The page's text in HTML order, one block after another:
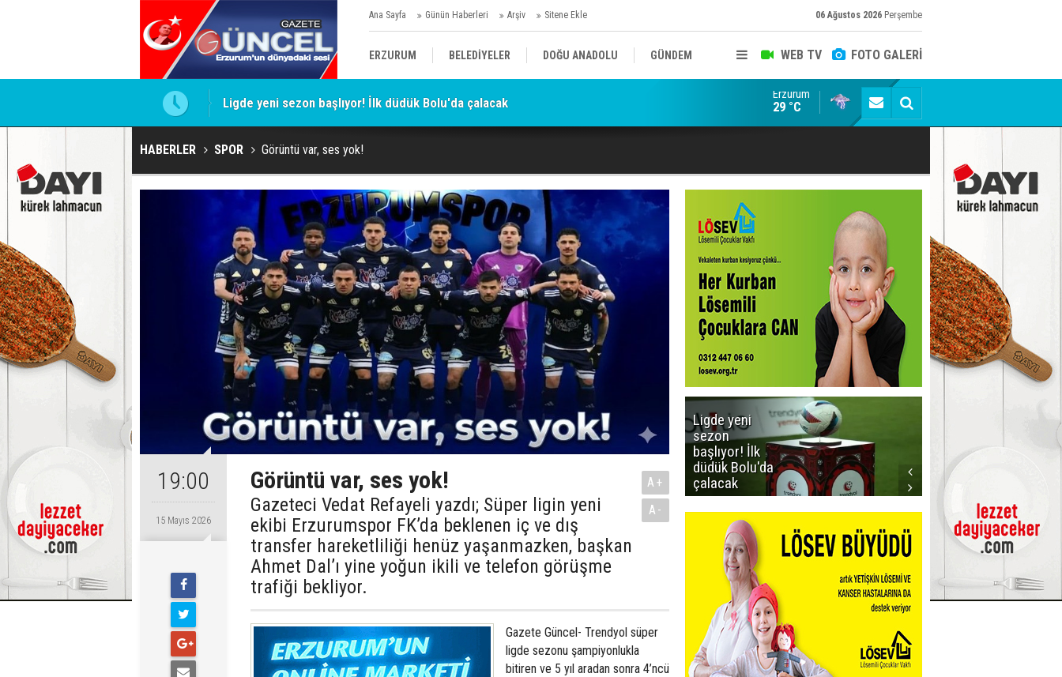
Ana Sayfa Günün Haberleri Arşiv Sitene Ekle 06 Ağustos 2026 Perşembe
WEB TV FOTO GALERİ
ERZURUM BELEDİYELER DOĞU ANADOLU GÜNDEM
SİYASET AFAD/ SAVAŞ
Eski Vali Tuncay Sonel hakkında yeni iddia: 'Adıyaman Valisini devirme operasyonu' Belediyede rüşvet skandalının görüntüleri ortaya
Erzurum
29 °C
HABERLER SPOR Görüntü var, ses yok!
19:00
15 Mayıs 2026
Görüntü var, ses yok!
Gazeteci Vedat Refayeli yazdı; Süper ligin yeni
ekibi Erzurumspor FK’da beklenen iç ve dış
transfer hareketliliği henüz yaşanmazken, başkan
Ahmet Dal’ı yine yoğun ikili ve telefon görüşme
trafiği bekliyor.
A+
A-
Gazete Güncel- Trendyol süper
ligde sezonu şampiyonlukla
bitiren ve 5 yıl aradan sonra 4’ncü
Ligde yeni
sezon
başlıyor! İlk
düdük Bolu'da
çalacak